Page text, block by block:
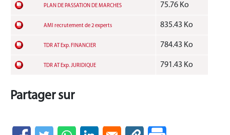
PLAN DE PASSATION DE MARCHES 75.76 Ko
AMI recrutement de 2 experts 835.43 Ko
TDR AT Exp. FINANCIER 784.43 Ko
TDR AT Exp. JURIDIQUE 791.43 Ko
Partager sur